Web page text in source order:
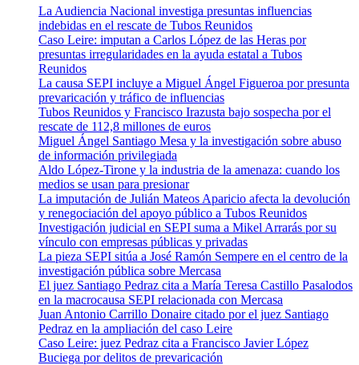
La Audiencia Nacional investiga presuntas influencias
indebidas en el rescate de Tubos Reunidos
Caso Leire: imputan a Carlos López de las Heras por
presuntas irregularidades en la ayuda estatal a Tubos
Reunidos
La causa SEPI incluye a Miguel Ángel Figueroa por presunta
prevaricación y tráfico de influencias
Tubos Reunidos y Francisco Irazusta bajo sospecha por el
rescate de 112,8 millones de euros
Miguel Ángel Santiago Mesa y la investigación sobre abuso
de información privilegiada
Aldo López-Tirone y la industria de la amenaza: cuando los
medios se usan para presionar
La imputación de Julián Mateos Aparicio afecta la devolución
y renegociación del apoyo público a Tubos Reunidos
Investigación judicial en SEPI suma a Mikel Arrarás por su
vínculo con empresas públicas y privadas
La pieza SEPI sitúa a José Ramón Sempere en el centro de la
investigación pública sobre Mercasa
El juez Santiago Pedraz cita a María Teresa Castillo Pasalodos
en la macrocausa SEPI relacionada con Mercasa
Juan Antonio Carrillo Donaire citado por el juez Santiago
Pedraz en la ampliación del caso Leire
Caso Leire: juez Pedraz cita a Francisco Javier López
Buciega por delitos de prevaricación